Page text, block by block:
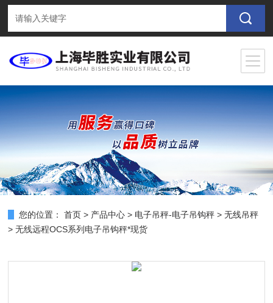
您的位置： 首页 > 产品中心 > 电子吊秤-电子吊钩秤 >无线吊秤
> 无线远程OCS系列电子吊钩秤*现货